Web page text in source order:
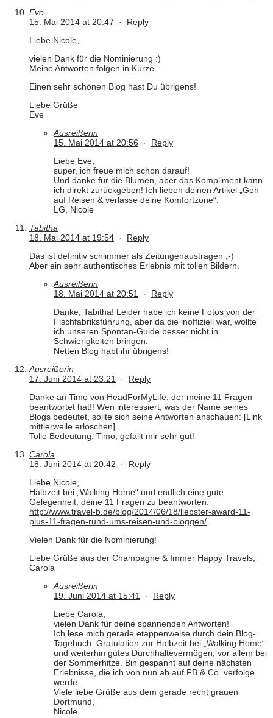
Eve
15. Mai 2014 at 20:47 · Reply
Liebe Nicole,
vielen Dank für die Nominierung :)
Meine Antworten folgen in Kürze.
Einen sehr schönen Blog hast Du übrigens!
Liebe Grüße
Eve
Ausreißerin
15. Mai 2014 at 20:56 · Reply
Liebe Eve,
super, ich freue mich schon darauf!
Und danke für die Blumen, aber das Kompliment kann
ich direkt zurückgeben! Ich lieben deinen Artikel „Geh
auf Reisen & verlasse deine Komfortzone“.
LG, Nicole
Tabitha
18. Mai 2014 at 19:54 · Reply
Das ist definitiv schlimmer als Zeitungenaustragen ;-)
Aber ein sehr authentisches Erlebnis mit tollen Bildern.
Ausreißerin
18. Mai 2014 at 20:51 · Reply
Danke, Tabitha! Leider habe ich keine Fotos von der
Fischfabriksführung, aber da die inoffiziell war, wollte
ich unseren Spontan-Guide besser nicht in
Schwierigkeiten bringen.
Netten Blog habt ihr übrigens!
Ausreißerin
17. Juni 2014 at 23:21 · Reply
Danke an Timo von HeadForMyLife, der meine 11 Fragen
beantwortet hat!! Wen interessiert, was der Name seines
Blogs bedeutet, sollte sich seine Antworten anschauen: [Link
mittlerweile erloschen]
Tolle Bedeutung, Timo, gefällt mir sehr gut!
Carola
18. Juni 2014 at 20:42 · Reply
Liebe Nicole,
Halbzeit bei „Walking Home“ und endlich eine gute
Gelegenheit, deine 11 Fragen zu beantworten:
http://www.travel-b.de/blog/2014/06/18/liebster-award-11-
plus-11-fragen-rund-ums-reisen-und-bloggen/
Vielen Dank für die Nominierung!
Liebe Grüße aus der Champagne & Immer Happy Travels,
Carola
Ausreißerin
19. Juni 2014 at 15:41 · Reply
Liebe Carola,
vielen Dank für deine spannenden Antworten!
Ich lese mich gerade etappenweise durch dein Blog-
Tagebuch. Gratulation zur Halbzeit bei „Walking Home“
und weiterhin gutes Durchhaltevermögen, vor allem bei
der Sommerhitze. Bin gespannt auf deine nächsten
Erlebnisse, die ich von nun ab auf FB & Co. verfolge
werde.
Viele liebe Grüße aus dem gerade recht grauen
Dortmund,
Nicole